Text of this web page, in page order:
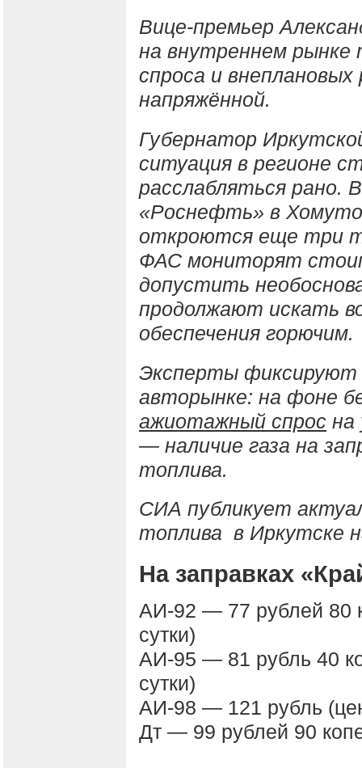
Вице-премьер
на внутреннем рынке
спроса и
напряжённой.
Губернатор
ситуация в регионе
расслабляться рано.
«Роснефть» в
откроются еще три
ФАС мониторят
допустить
продолжают искать
обеспечения горючим.
Эксперты фиксируют
авторынке: на фоне
ажиотажный спрос на
— наличие газа на
топлива.
СИА публикует
топлива в Иркутске
На заправках
АИ-92 — 77 рублей 80
сутки)
АИ-95 — 81 рубль 40
сутки)
АИ-98 — 121 рубль
Дт — 99 рублей 90